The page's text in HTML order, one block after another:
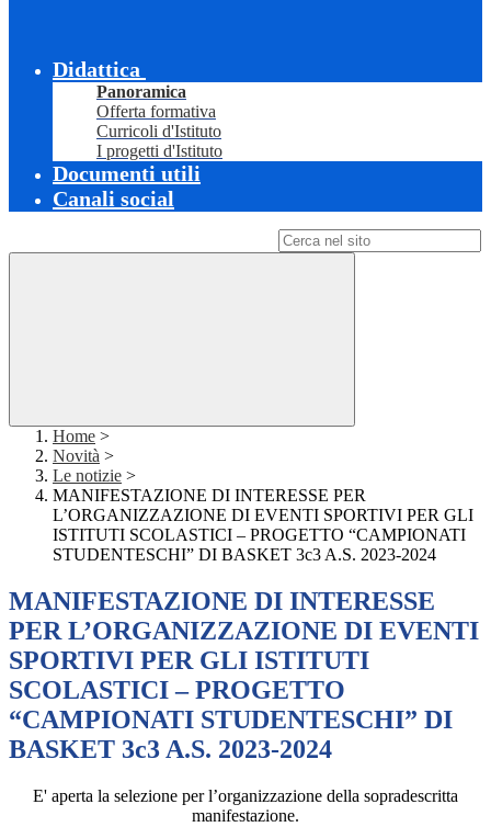
Didattica
Panoramica
Offerta formativa
Curricoli d'Istituto
I progetti d'Istituto
Documenti utili
Canali social
Home >
Novità >
Le notizie >
MANIFESTAZIONE DI INTERESSE PER
L’ORGANIZZAZIONE DI EVENTI SPORTIVI PER GLI
ISTITUTI SCOLASTICI – PROGETTO “CAMPIONATI
STUDENTESCHI” DI BASKET 3c3 A.S. 2023-2024
MANIFESTAZIONE DI INTERESSE
PER L’ORGANIZZAZIONE DI EVENTI
SPORTIVI PER GLI ISTITUTI
SCOLASTICI – PROGETTO
“CAMPIONATI STUDENTESCHI” DI
BASKET 3c3 A.S. 2023-2024
E' aperta la selezione per l’organizzazione della sopradescritta
manifestazione.